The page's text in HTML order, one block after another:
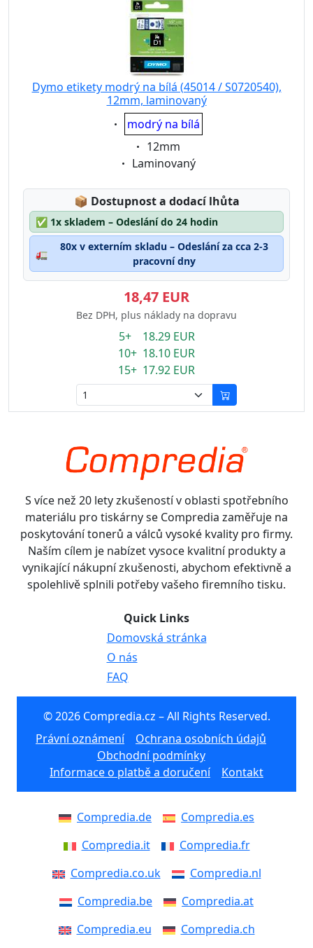
Dymo etikety modrý na bílá (45014 / S0720540),
12mm, laminovaný
Eigenschaft:
modrý na bílá
Eigenschaft:
12mm
Eigenschaft:
Laminovaný
📦 Lagerstatus:
Dostupnost a dodací lhůta
✅ 1x skladem – Odeslání do 24 hodin
🚛
80x v externím skladu – Odeslání za cca 2-3
pracovní dny
18,47 EUR
Bez DPH, plus náklady na dopravu
5+ 18.29 EUR
10+ 18.10 EUR
15+ 17.92 EUR
S více než 20 lety zkušeností v oblasti spotřebního
materiálu pro tiskárny se Compredia zaměřuje na
poskytování tonerů a válců vysoké kvality pro firmy.
Naším cílem je nabízet vysoce kvalitní produkty a
vynikající nákupní zkušenosti, abychom efektivně a
spolehlivě splnili potřeby vašeho firemního tisku.
Quick Links
Domovská stránka
O nás
FAQ
© 2026 Compredia.cz – All Rights Reserved.
Právní oznámení
Ochrana osobních údajů
Obchodní podmínky
Informace o platbě a doručení
Kontakt
Compredia.de
Compredia.es
Compredia.it
Compredia.fr
Compredia.co.uk
Compredia.nl
Compredia.be
Compredia.at
Compredia.eu
Compredia.ch